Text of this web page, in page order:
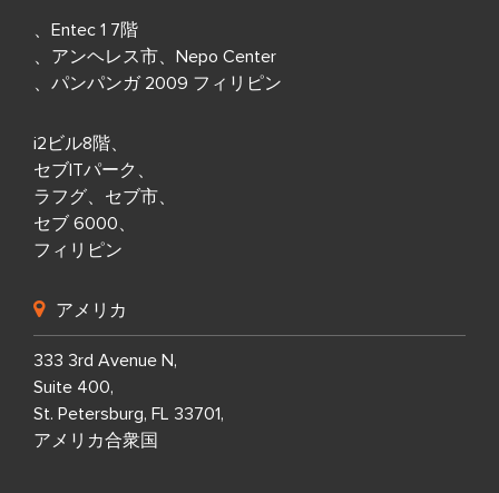
、Entec 1 7階
、アンヘレス市、Nepo Center
、パンパンガ 2009 フィリピン
i2ビル8階、
セブITパーク、
ラフグ、セブ市、
セブ 6000、
フィリピン
アメリカ
333 3rd Avenue N,
Suite 400,
St. Petersburg, FL 33701,
アメリカ合衆国